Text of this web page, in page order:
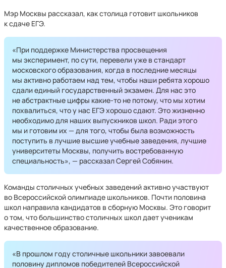
Мэр Москвы рассказал, как столица готовит школьников
к сдаче ЕГЭ.
«При поддержке Министерства просвещения
мы эксперимент, по сути, перевели уже в стандарт
московского образования, когда в последние месяцы
мы активно работаем над тем, чтобы наши ребята хорошо
сдали единый государственный экзамен. Для нас это
не абстрактные цифры какие-то не потому, что мы хотим
похвалиться, что у нас ЕГЭ хорошо сдают. Это жизненно
необходимо для наших выпускников школ. Ради этого
мы и готовим их — для того, чтобы была возможность
поступить в лучшие высшие учебные заведения, лучшие
университеты Москвы, получить востребованную
специальность», — рассказал Сергей Собянин.
Команды столичных учебных заведений активно участвуют
во Всероссийской олимпиаде школьников. Почти половина
школ направила кандидатов в сборную Москвы. Это говорит
о том, что большинство столичных школ дает ученикам
качественное образование.
«В прошлом году столичные школьники завоевали
половину дипломов победителей Всероссийской